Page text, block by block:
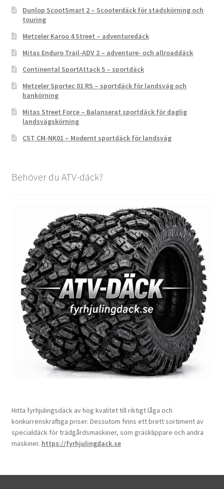
Dunlop ScootSmart 2 – Scooterdäck för stadskörning och
touring
Metzeler Karoo 4 Street – adventuredäck
Mitas Enduro Trail-ADV 2 – adventure- och allroaddäck
Continental SportAttack 5 – sportdäck
Metzeler Sportec 01 RS – sportdäck för landsväg och
bankörning
Mitas Street Force – Balanserat sportdäck för daglig
landsvägskörning
CST CM-NK01 – Modernt sportdäck för landsväg
Behöver du ATV-däck?
Hitta fyrhjulingsdäck av hög kvalitet till riktigt låga och
konkurrenskraftiga priser. Dessutom finns ett brett sortiment av
specialdäck för trädgårdsmaskiner, som gräsklippare och andra
maskiner. https://fyrhjulingdack.se